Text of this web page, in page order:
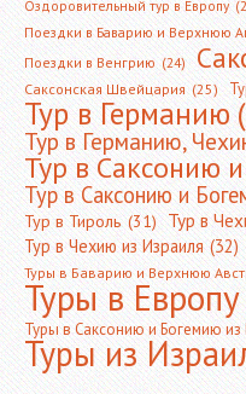
Оздоровительный тур в Европу
Поездки в Баварию и Верхнюю
Поездки в Венгрию (24)
Саксонская Швейцария (25)
Тур в Германию
Тур в Германию,
Тур в Саксонию
Тур в Саксонию и
Тур в Тироль (31) Тур в
Тур в Чехию из Израиля (32)
Туры в Баварию и Верхнюю
Туры в Европу
Туры в Саксонию и Богемию из
Туры из